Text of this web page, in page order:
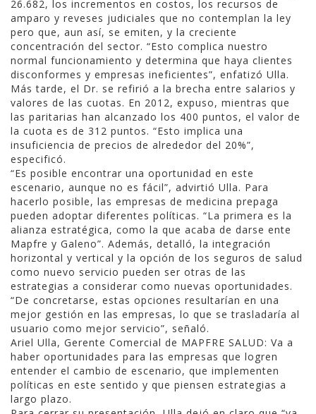
26.682, los incrementos en costos, los recursos de
amparo y reveses judiciales que no contemplan la ley
pero que, aun así, se emiten, y la creciente
concentración del sector. “Esto complica nuestro
normal funcionamiento y determina que haya clientes
disconformes y empresas ineficientes”, enfatizó Ulla.
Más tarde, el Dr. se refirió a la brecha entre salarios y
valores de las cuotas. En 2012, expuso, mientras que
las paritarias han alcanzado los 400 puntos, el valor de
la cuota es de 312 puntos. “Esto implica una
insuficiencia de precios de alrededor del 20%”,
especificó.
“Es posible encontrar una oportunidad en este
escenario, aunque no es fácil”, advirtió Ulla. Para
hacerlo posible, las empresas de medicina prepaga
pueden adoptar diferentes políticas. “La primera es la
alianza estratégica, como la que acaba de darse ente
Mapfre y Galeno”. Además, detalló, la integración
horizontal y vertical y la opción de los seguros de salud
como nuevo servicio pueden ser otras de las
estrategias a considerar como nuevas oportunidades.
“De concretarse, estas opciones resultarían en una
mejor gestión en las empresas, lo que se trasladaría al
usuario como mejor servicio”, señaló.
Ariel Ulla, Gerente Comercial de MAPFRE SALUD: Va a
haber oportunidades para las empresas que logren
entender el cambio de escenario, que implementen
políticas en este sentido y que piensen estrategias a
largo plazo.